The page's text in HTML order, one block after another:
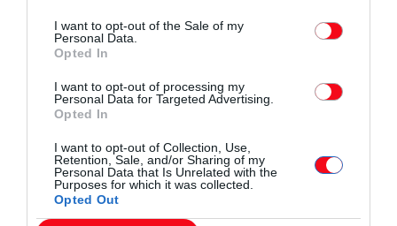
I want to opt-out of the Sale of my
Personal Data.
Opted In
I want to opt-out of processing my
Personal Data for Targeted Advertising.
Opted In
I want to opt-out of Collection, Use,
Retention, Sale, and/or Sharing of my
Personal Data that Is Unrelated with the
Purposes for which it was collected.
Opted Out